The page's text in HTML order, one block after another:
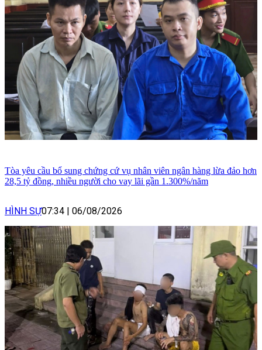
Tòa yêu cầu bổ sung chứng cứ vụ nhân viên ngân hàng lừa đảo hơn
28,5 tỷ đồng, nhiều người cho vay lãi gần 1.300%/năm
HÌNH SỰ07:34 06/08/2026